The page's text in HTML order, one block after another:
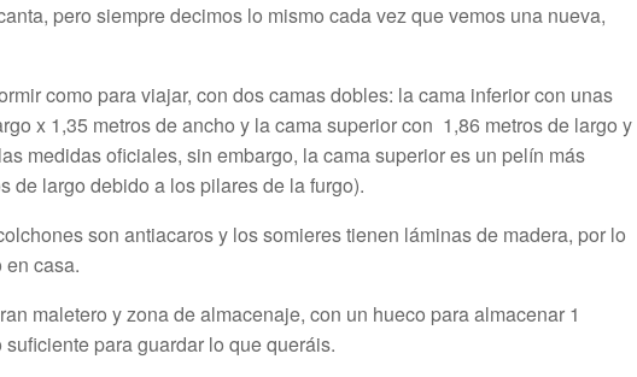
pero siempre decimos lo mismo cada vez que vemos una nueva,
como para viajar, con dos camas dobles: la cama inferior con unas
x 1,35 metros de ancho y la cama superior con 1,86 metros de largo y
medidas oficiales, sin embargo, la cama superior es un pelín más
de largo debido a los pilares de la furgo).
son antiacaros y los somieres tienen láminas de madera, por lo
en casa.
maletero y zona de almacenaje, con un hueco para almacenar 1
para guardar lo que queráis.